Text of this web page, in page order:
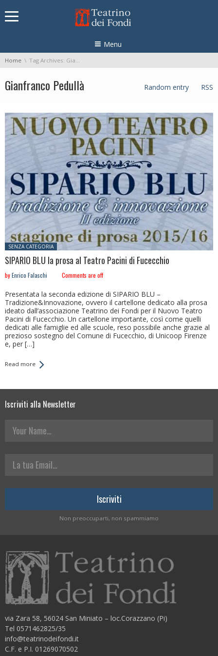
Menu
You are here:
Home Tag Archives: Gianfranco Pedullà
Gianfranco Pedullà Random entry RSS
Posted in:
SENZA CATEGORIA
SIPARIO BLU la prosa al Teatro Pacini di Fucecchio
byEnrico Falaschi Comments are off
Presentata la seconda edizione di SIPARIO BLU –
Tradizione&Innovazione, ovvero il cartellone dedicato alla prosa
ideato dall’associazione Teatrino dei Fondi per il Nuovo Teatro
Pacini di Fucecchio. Un cartellone importante, così come quelli
dedicati alle famiglie ed alle scuole, reso possibile anche grazie al
prezioso sostegno del Comune di Fucecchio, di Unicoop Firenze
e, per […]
Read more
Iscriviti alla Newsletter
Your Name
La tua Email
Non preoccuparti, non spammiamo
via Zara 58, 56024 San Miniato – loc.Corazzano (Pi)
Tel 0571462825/35
info@teatrinodeifondi.it
C.F. e P.I. 01269070502